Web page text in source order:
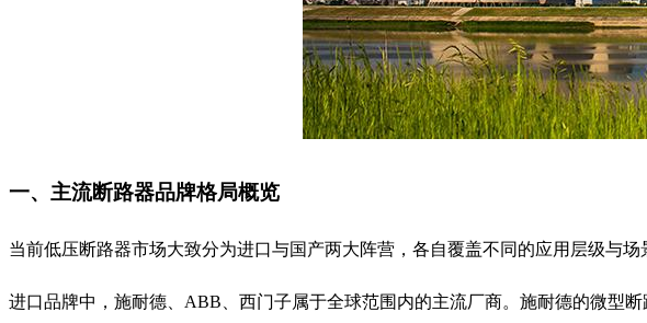
一、主流断路器品牌格局概览
当前低压断路器市场大致分为进口与国产两大阵营，各自覆盖不同的应用层级与场
进口品牌中，施耐德、ABB、西门子属于全球范围内的主流厂商。施耐德的微型